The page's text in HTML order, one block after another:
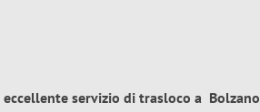
eccellente servizio di trasloco a Bolzano